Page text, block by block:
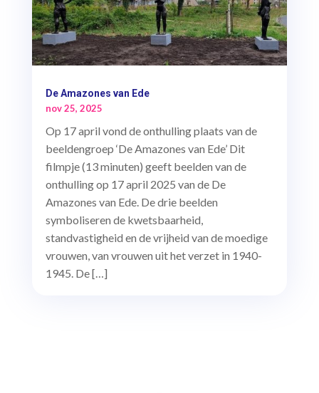
De Amazones van Ede
nov 25, 2025
Op 17 april vond de onthulling plaats van de
beeldengroep ‘De Amazones van Ede’ Dit
filmpje (13 minuten) geeft beelden van de
onthulling op 17 april 2025 van de De
Amazones van Ede. De drie beelden
symboliseren de kwetsbaarheid,
standvastigheid en de vrijheid van de moedige
vrouwen, van vrouwen uit het verzet in 1940-
1945. De […]